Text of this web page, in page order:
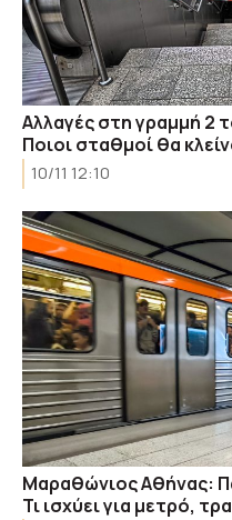
Αλλαγές στη γραμμή 2
Ποιοι σταθμοί θα
10/11 12:10
Μαραθώνιος Αθήνας:
Τι ισχύει για μετρό,